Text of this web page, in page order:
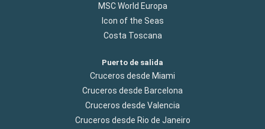
MSC World Europa
Icon of the Seas
Costa Toscana
Puerto de salida
Cruceros desde Miami
Cruceros desde Barcelona
Cruceros desde Valencia
Cruceros desde Rio de Janeiro